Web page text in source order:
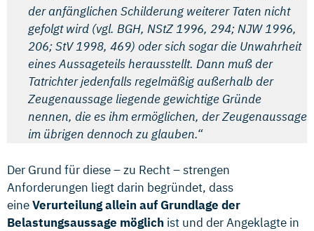
der anfänglichen Schilderung weiterer Taten nicht
gefolgt wird (vgl. BGH, NStZ 1996, 294; NJW 1996,
206; StV 1998, 469) oder sich sogar die Unwahrheit
eines Aussageteils herausstellt. Dann muß der
Tatrichter jedenfalls regelmäßig außerhalb der
Zeugenaussage liegende gewichtige Gründe
nennen, die es ihm ermöglichen, der Zeugenaussage
im übrigen dennoch zu glauben.“
Der Grund für diese – zu Recht – strengen
Anforderungen liegt darin begründet, dass
eineVerurteilung allein auf Grundlage der
Belastungsaussage möglich ist und der Angeklagte in